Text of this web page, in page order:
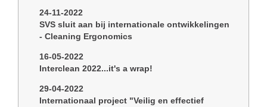
24-11-2022
SVS sluit aan bij internationale ontwikkelingen
- Cleaning Ergonomics
16-05-2022
Interclean 2022...it's a wrap!
29-04-2022
Internationaal project "Veilig en effectief